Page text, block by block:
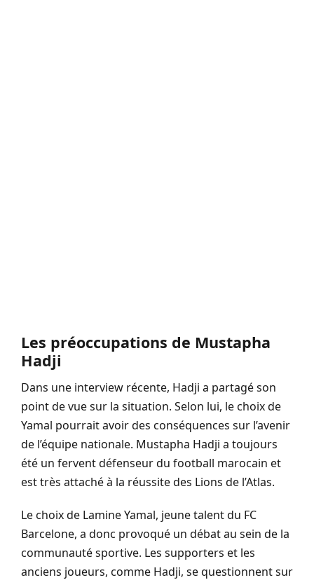
Les préoccupations de Mustapha
Hadji
Dans une interview récente, Hadji a partagé son
point de vue sur la situation. Selon lui, le choix de
Yamal pourrait avoir des conséquences sur l’avenir
de l’équipe nationale. Mustapha Hadji a toujours
été un fervent défenseur du football marocain et
est très attaché à la réussite des Lions de l’Atlas.
Le choix de Lamine Yamal, jeune talent du FC
Barcelone, a donc provoqué un débat au sein de la
communauté sportive. Les supporters et les
anciens joueurs, comme Hadji, se questionnent sur